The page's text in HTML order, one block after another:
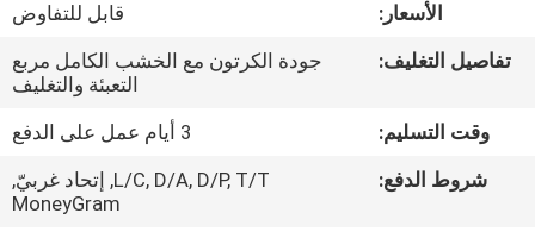
مراقبة
الجودة
اتصل
الأسعار:
قابل للتفاوض
تفاصيل التغليف:
جودة الكرتون مع الخشب الكامل مربع
التعبئة والتغليف
وقت التسليم:
3 أيام عمل على الدفع
شروط الدفع:
L/C, D/A, D/P, T/T, إتحاد غربيّ,
MoneyGram